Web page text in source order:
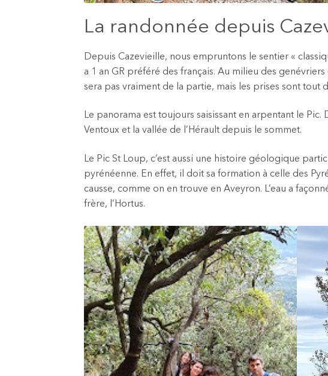
La randonnée depuis
Depuis Cazevieille, nous empruntons le sentier «
a 1 an GR préféré des français. Au milieu des
sera pas vraiment de la partie, mais les prises sont tout
Le panorama est toujours saisissant en arpentant le
Ventoux et la vallée de l’Hérault depuis le sommet.
Le Pic St Loup, c’est aussi une histoire géologique
pyrénéenne. En effet, il doit sa formation à celle des
causse, comme on en trouve en Aveyron. L’eau a
frère, l’Hortus.